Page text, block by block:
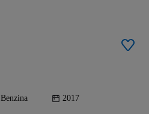
Benzina 2017